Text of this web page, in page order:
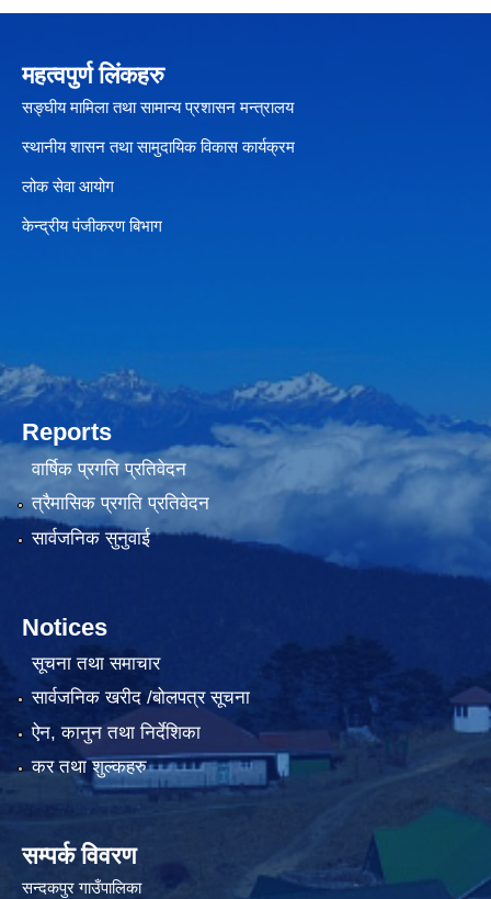
महत्वपुर्ण लिंकहरु
सङ्घीय मामिला तथा सामान्य प्रशासन मन्त्रालय
स्थानीय शासन तथा सामुदायिक विकास कार्यक्रम
लोक सेवा आयोग
केन्द्रीय पंजीकरण बिभाग
Reports
वार्षिक प्रगति प्रतिवेदन
त्रैमासिक प्रगति प्रतिवेदन
सार्वजनिक सुनुवाई
Notices
सूचना तथा समाचार
सार्वजनिक खरीद /बोलपत्र सूचना
ऐन, कानुन तथा निर्देशिका
कर तथा शुल्कहरु
सम्पर्क विवरण
सन्दकपुर गाउँपालिका